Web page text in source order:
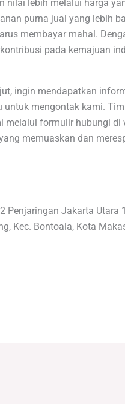
nilai lebih melalui harga
purna jual yang lebih
membayar mahal.
pada kemajuan
ingin mendapatkan
mengontak kami.
melalui formulir hubungi
memuaskan dan
Penjaringan Jakarta Utara
Kec. Bontoala, Kota